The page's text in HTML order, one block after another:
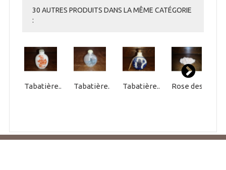
30 AUTRES PRODUITS DANS LA MÊME CATÉGORIE
:
Tabatière... Tabatière... Tabatière... Rose des...